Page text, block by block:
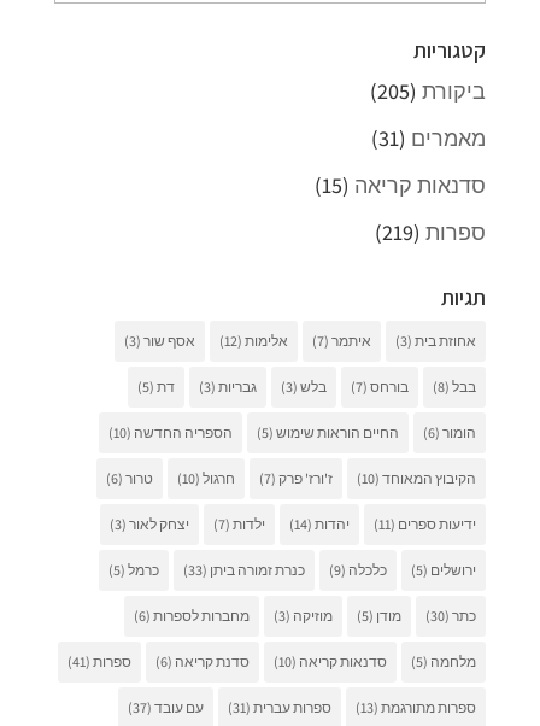
קטגוריות
ביקורת(205)
מאמרים (31)
סדנאות קריאה (15)
ספרות(219)
תגיות
אחוזת בית(3) איתמר(7) אלימות(12) אסף שור(3)
בבל(8) בורחס(7) בלש(3) גבריות(3) דת(5)
הומור(6) החיים הוראות שימוש(5) הספריה החדשה (10)
הקיבוץ המאוחד(10) ז'ורז' פרק(7) חרגול(10) טרור(6)
ידיעות ספרים (11) יהדות(14) ילדות(7) יצחק לאור(3)
ירושלים (5) כלכלה (9) כנרת זמורה ביתן (33) כרמל(5)
כתר(30) מודן (5) מוזיקה (3) מחברות לספרות(6)
מלחמה (5) סדנאות קריאה (10) סדנת קריאה (6) ספרות(41)
ספרות מתורגמת(13) ספרות עברית(31) עם עובד(37)